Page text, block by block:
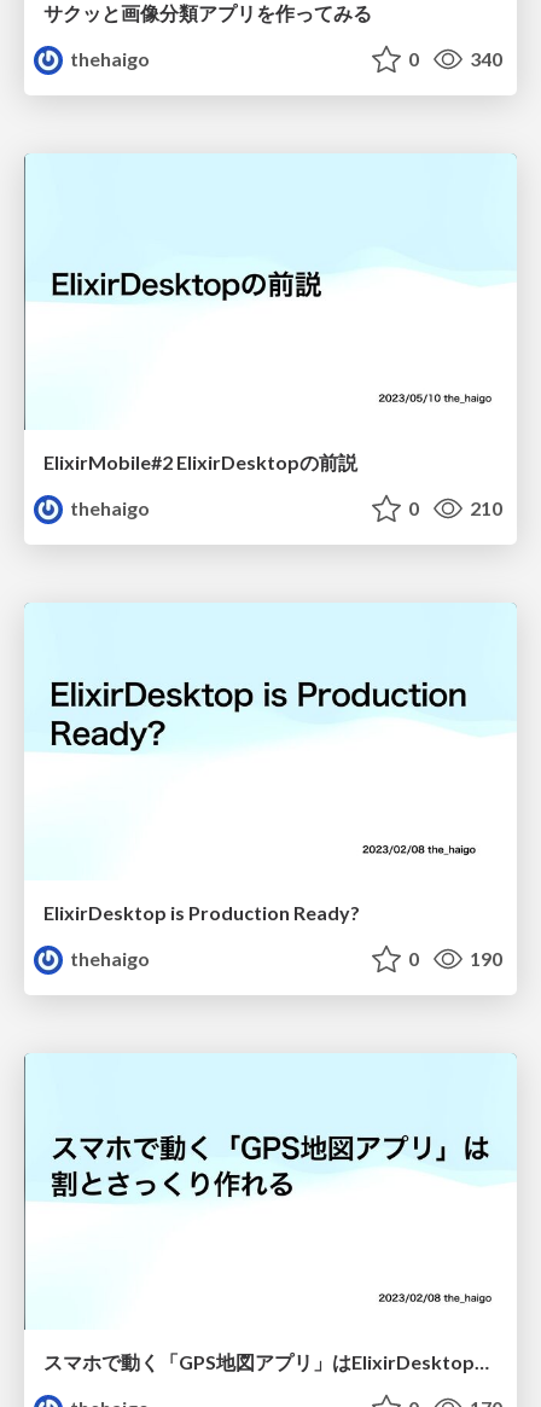
サクッと画像分類アプリを作ってみる
thehaigo
0 340
ElixirMobile#2 ElixirDesktopの前説
thehaigo
0 210
ElixirDesktop is Production Ready?
thehaigo
0 190
スマホで動く「GPS地図アプリ」はElixirDesktopで割とサックリ作れる